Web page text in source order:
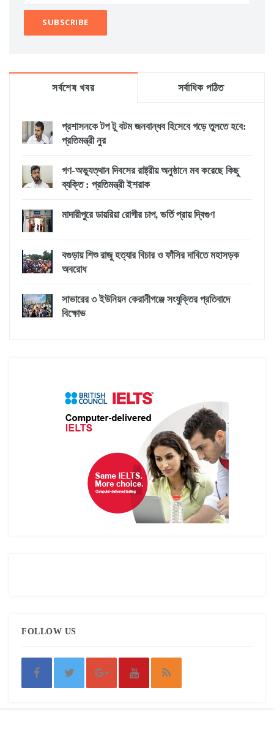
সর্বশেষ খবর সর্বাধিক পঠিত
প্রশাসনকে টপ টু বটম জনবান্ধব হিসেবে গড়ে তুলতে হবে:
প্রতিমন্ত্রী নুর
গণ-অভ্যুত্থান দিবসের রাষ্ট্রীয় অনুষ্ঠানে মব করেছে কিছু
ব্যক্তি : প্রতিমন্ত্রী ইশরাক
মাদারীপুরে ডায়রিয়া রোগীর চাপ, ভর্তি প্রায় দ্বিগুণ
বগুড়ায় শিশু রাজু হত্যার বিচার ও ফাঁসির দাবিতে মহাসড়ক
অবরোধ
সাভারের ৩ ইউনিয়ন কেরানীগঞ্জে সংযুক্তির প্রতিবাদে
বিক্ষোভ
FOLLOW US